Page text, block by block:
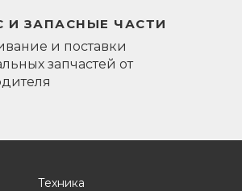
И ЗАПАСНЫЕ ЧАСТИ
и поставки
запчастей от
Техника